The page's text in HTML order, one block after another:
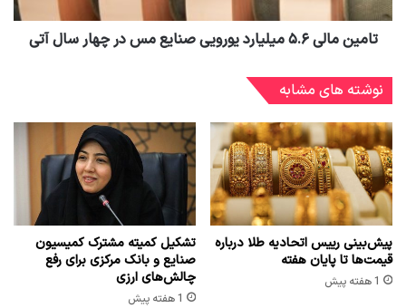
تامین مالی ۵.۶ میلیارد یورویی صنایع مس در چهار سال آتی
نوشته های مشابه
پیش‌بینی رییس اتحادیه طلا درباره
قیمت‌ها تا پایان هفته
1 هفته پیش
تشکیل کمیته مشترک کمیسیون
صنایع و بانک مرکزی برای رفع
چالش‌های ارزی
1 هفته پیش